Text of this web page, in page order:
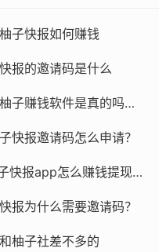
子快报如何赚钱
报的邀请码是什么
柚子平台赚钱是真的还是假的，柚子赚钱软件是真的吗还是假的？
快报邀请码怎么申请？
柚子快报app怎么赚钱的啊！柚子快报app怎么赚钱提现到微信
报为什么需要邀请码？
柚子社差不多的